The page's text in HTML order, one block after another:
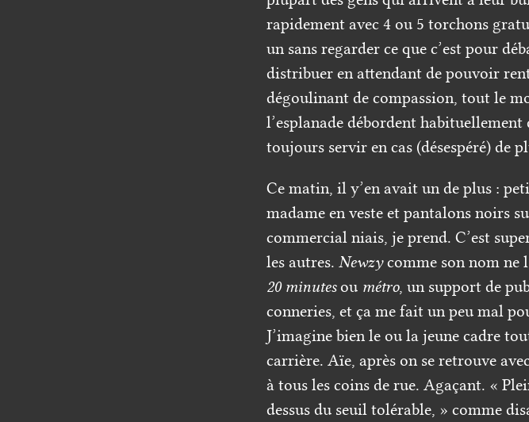
rapidement avec 4 ou 5 torchons
un sans regarder ce que c’est pour
distribuer en attendant de pouvoir
dégoulinant de compassion, tout le
l’esplanade débordent
toujours servir en cas (désespéré) de
Ce matin, il y’en avait un de plus :
madame en veste et pantalons noirs
commercial niais, je prend. C’est
les autres. Newzycomme son nom ne
20 minutesou métro, un support de
conneries, et ça me fait un peu mal
J’imagine bien le ou la jeune cadre
carrière. Aïe, après on se retrouve
à tous les coins de rue. Agaçant. «
dessus du seuil tolérable, » comme